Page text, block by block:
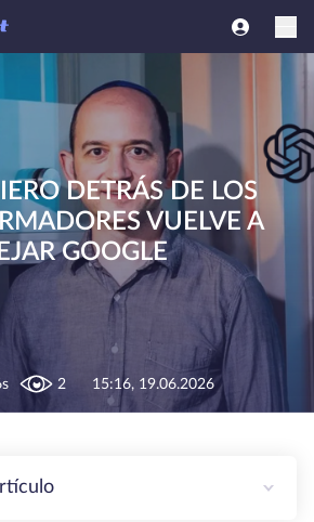
DETRÁS DE LOS
VUELVE A
GOOGLE
2 15:16, 19.06.2026